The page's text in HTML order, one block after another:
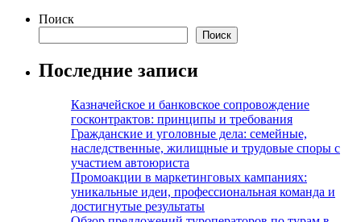
Поиск
Поиск
Последние записи
Казначейское и банковское сопровождение
госконтрактов: принципы и требования
Гражданские и уголовные дела: семейные,
наследственные, жилищные и трудовые споры с
участием автоюриста
Промоакции в маркетинговых кампаниях:
уникальные идеи, профессиональная команда и
достигнутые результаты